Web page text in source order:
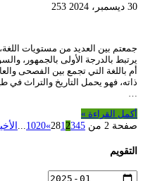
30 ديسمبر، 2024 253
جمعتم بين العديد من مستويات
يرتبط بالدرجة الأولى بالجمهور،
أم باللغة التي تجمع بين الفصحى
ذاته، فهو يحمل التاريخ والتراث في
…
أكمل القراءة »
صفحة 2 من 28
12345
»
1020
...
التقويم